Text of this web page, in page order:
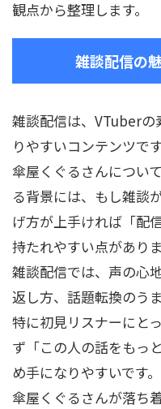
観点から整理します。
雑談配信の
雑談配信は、VTuberの
りやすいコンテンツです
傘屋くぐるさんについ
る背景には、もし雑談
げ方が上手ければ「配
持たれやすい点がありま
雑談配信では、声の心
返し方、話題転換のう
特に初見リスナーにと
ず「この人の話をもっ
め手になりやすいです。
傘屋くぐるさんが落ち